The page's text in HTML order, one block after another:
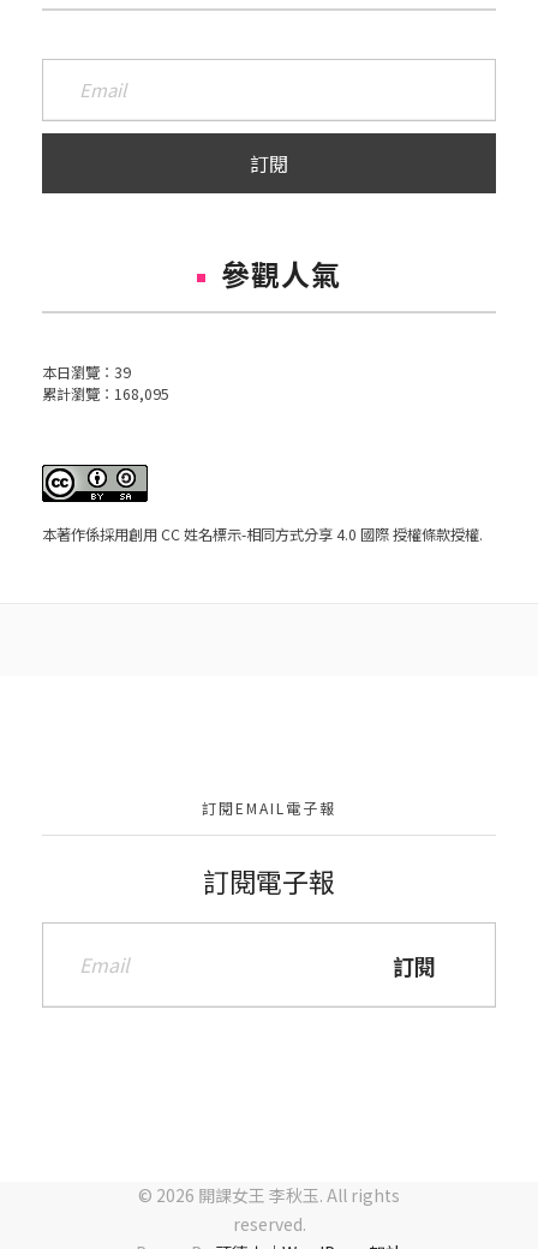
參觀人氣
本日瀏覽： 39
累計瀏覽： 168,095
本著作係採用創用 CC 姓名標示-相同方式分享 4.0 國際 授權條款授權.
訂閱EMAIL電子報
訂閱電子報
© 2026 開課女王 李秋玉. All rights
reserved.